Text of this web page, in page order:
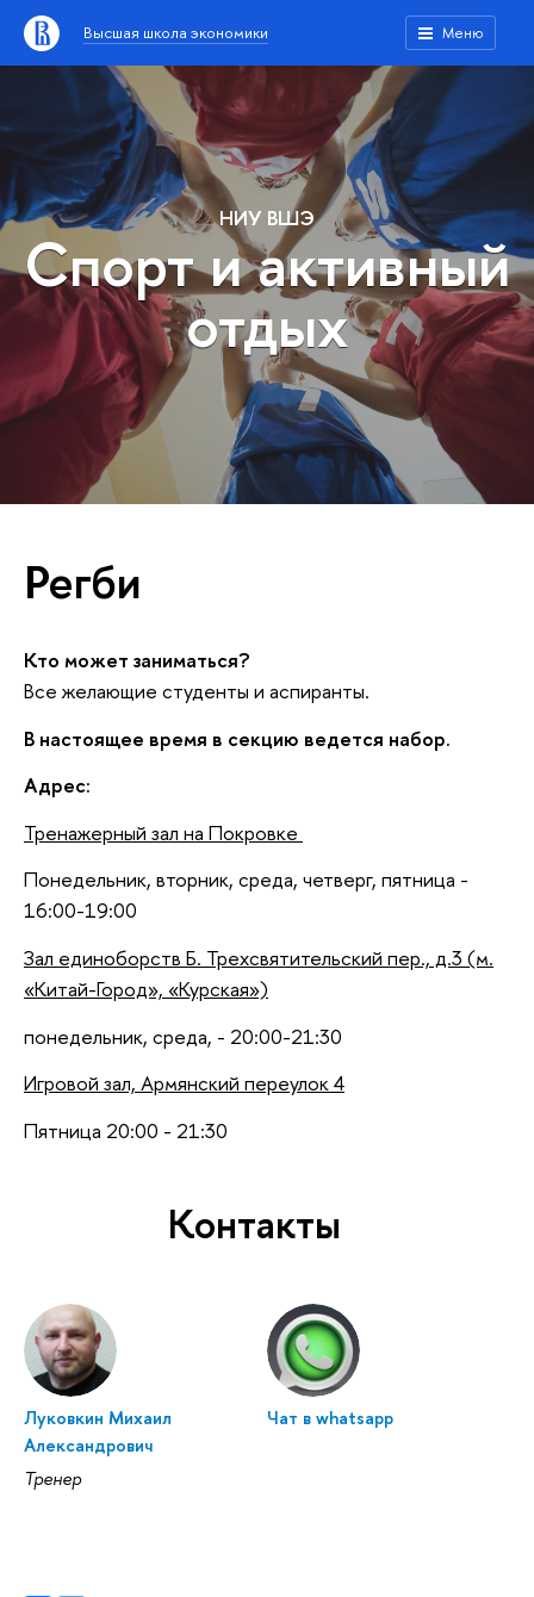
Высшая школа экономики Меню
НИУ ВШЭ
Спорт и активный
отдых
Регби
Кто может заниматься?
Все желающие студенты и аспиранты.
В настоящее время в секцию ведется набор.
Адрес:
Тренажерный зал на Покровке
Понедельник, вторник, среда, четверг, пятница -
16:00-19:00
Зал единоборств Б. Трехсвятительский пер., д.3 (м.
«Китай-Город», «Курская»)
понедельник, среда, - 20:00-21:30
Игровой зал, Армянский переулок 4
Пятница 20:00 - 21:30
Контакты
Луковкин Михаил
Александрович
Тренер
Чат в whatsapp